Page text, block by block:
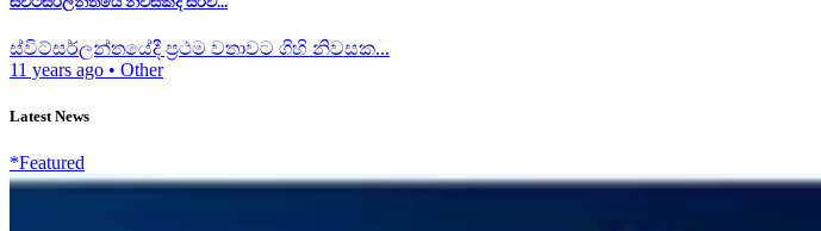
ස්විට්සර්ලන්තයේදී ප්‍රථම වතාවට ගිහි නිවසක...
11 years ago • Other
Latest News
*Featured